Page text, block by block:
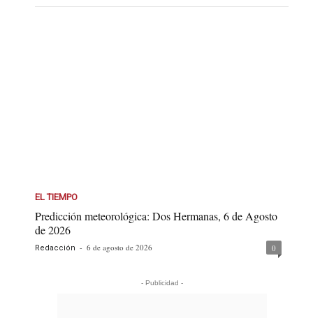
EL TIEMPO
Predicción meteorológica: Dos Hermanas, 6 de Agosto
de 2026
Redacción - 6 de agosto de 2026 0
- Publicidad -